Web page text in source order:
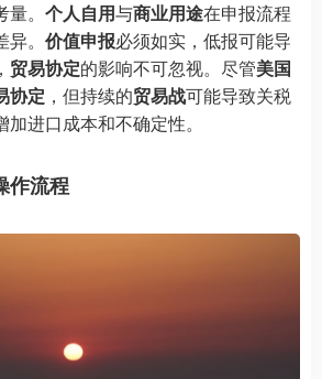
。 个人自用与商业用途在申报流程
。 价值申报必须如实，低报可能导
贸易协定的影响不可忽视。尽管美国
协定 ，但持续的贸易战可能导致关税
进口成本和不确定性。
作流程